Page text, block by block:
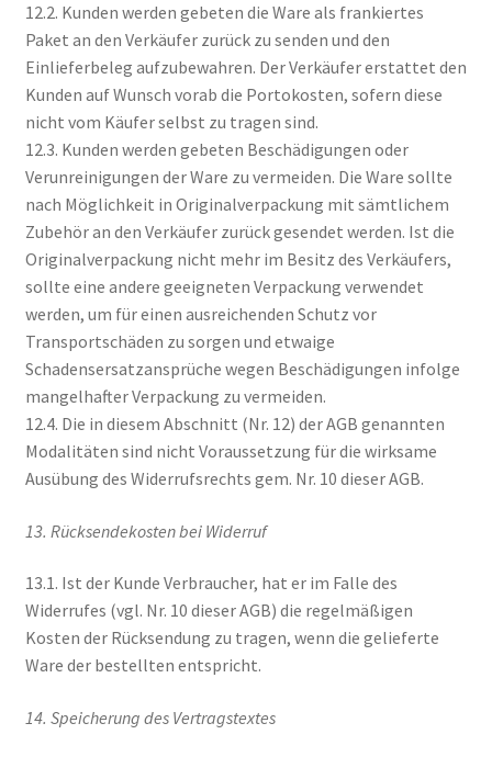
12.2. Kunden werden gebeten die Ware als frankiertes
Paket an den Verkäufer zurück zu senden und den
Einlieferbeleg aufzubewahren. Der Verkäufer erstattet den
Kunden auf Wunsch vorab die Portokosten, sofern diese
nicht vom Käufer selbst zu tragen sind.
12.3. Kunden werden gebeten Beschädigungen oder
Verunreinigungen der Ware zu vermeiden. Die Ware sollte
nach Möglichkeit in Originalverpackung mit sämtlichem
Zubehör an den Verkäufer zurück gesendet werden. Ist die
Originalverpackung nicht mehr im Besitz des Verkäufers,
sollte eine andere geeigneten Verpackung verwendet
werden, um für einen ausreichenden Schutz vor
Transportschäden zu sorgen und etwaige
Schadensersatzansprüche wegen Beschädigungen infolge
mangelhafter Verpackung zu vermeiden.
12.4. Die in diesem Abschnitt (Nr. 12) der AGB genannten
Modalitäten sind nicht Voraussetzung für die wirksame
Ausübung des Widerrufsrechts gem. Nr. 10 dieser AGB.
13. Rücksendekosten bei Widerruf
13.1. Ist der Kunde Verbraucher, hat er im Falle des
Widerrufes (vgl. Nr. 10 dieser AGB) die regelmäßigen
Kosten der Rücksendung zu tragen, wenn die gelieferte
Ware der bestellten entspricht.
14. Speicherung des Vertragstextes